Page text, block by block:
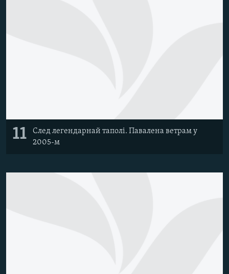
11
След легендарнай таполі. Павалена ветрам у
2005-м